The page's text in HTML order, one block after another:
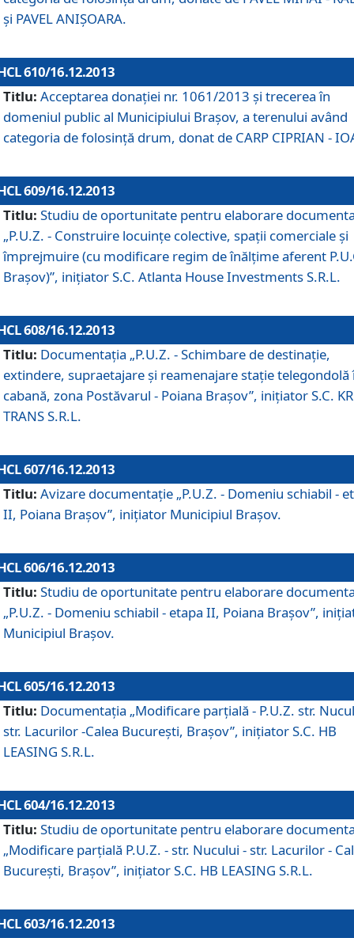
şi PAVEL ANIŞOARA.
610/16.12.2013
Titlu: Acceptarea donaţiei nr. 1061/2013 şi trecerea în
domeniul public al Municipiului Braşov, a terenului având
categoria de folosinţă drum, donat de CARP CIPRIAN -
609/16.12.2013
Titlu: Studiu de oportunitate pentru elaborare
„P.U.Z. - Construire locuinţe colective, spaţii comerciale şi
împrejmuire (cu modificare regim de înălţime aferent
Braşov)”, iniţiator S.C. Atlanta House Investments S.R.L.
608/16.12.2013
Titlu: Documentaţia „P.U.Z. - Schimbare de destinaţie,
extindere, supraetajare şi reamenajare staţie telegondolă
cabană, zona Postăvarul - Poiana Braşov”, iniţiator S.C.
TRANS S.R.L.
607/16.12.2013
Titlu: Avizare documentaţie „P.U.Z. - Domeniu schiabil -
II, Poiana Braşov”, iniţiator Municipiul Braşov.
606/16.12.2013
Titlu: Studiu de oportunitate pentru elaborare
„P.U.Z. - Domeniu schiabil - etapa II, Poiana Braşov”,
Municipiul Braşov.
605/16.12.2013
Titlu: Documentaţia „Modificare parţială - P.U.Z. str.
str. Lacurilor -Calea Bucureşti, Braşov”, iniţiator S.C. HB
LEASING S.R.L.
604/16.12.2013
Titlu: Studiu de oportunitate pentru elaborare
„Modificare parţială P.U.Z. - str. Nucului - str. Lacurilor -
Bucureşti, Braşov”, iniţiator S.C. HB LEASING S.R.L.
603/16.12.2013